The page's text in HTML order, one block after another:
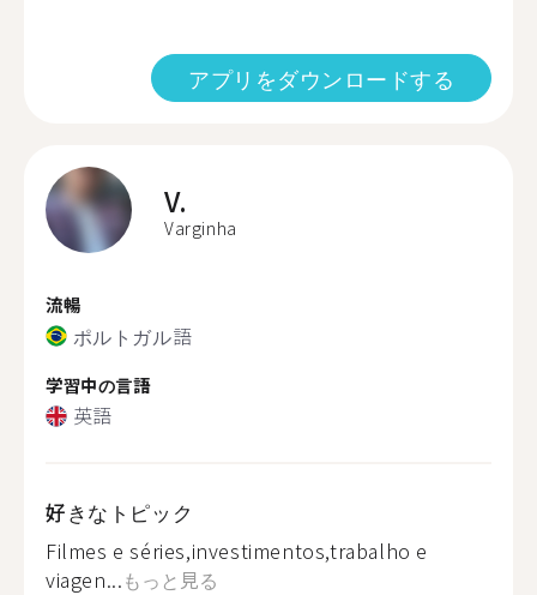
アプリをダウンロードする
V.
Varginha
流暢
ポルトガル語
学習中の言語
英語
好きなトピック
Filmes e séries,investimentos,trabalho e
viagen...もっと見る